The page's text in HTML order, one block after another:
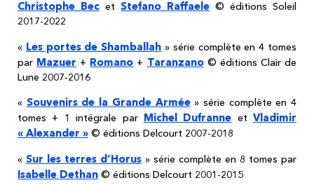
Christophe Bec et Stefano Raffaele © éditions Soleil
2017-2022
« Les portes de Shamballah » série complète en 4 tomes
par Mazuer + Romano + Taranzano© éditions Clair de
Lune 2007-2016
« Souvenirs de la Grande Armée» série complète en 4
tomes + 1 intégrale par Michel Dufranne et Vladimir
« Alexander » © éditions Delcourt 2007-2018
« Sur les terres d’Horus » série complète en 8 tomes par
Isabelle Dethan © éditions Delcourt 2001-2015